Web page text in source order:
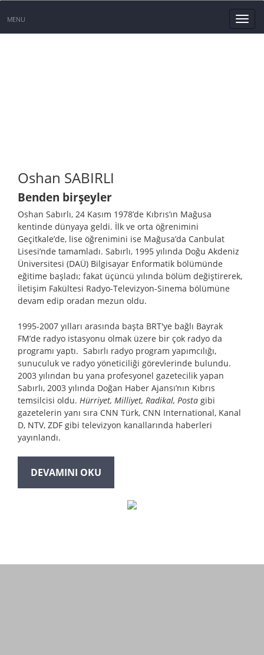
MENU
Oshan SABIRLI
Benden birşeyler
Oshan Sabırlı, 24 Kasım 1978’de Kıbrıs’ın Mağusa
kentinde dünyaya geldi. İlk ve orta öğrenimini
Geçitkale’de, lise öğrenimini ise Mağusa’da Canbulat
Lisesi’nde tamamladı. Sabırlı, 1995 yılında Doğu Akdeniz
Üniversitesi (DAÜ) Bilgisayar Enformatik bölümünde
eğitime başladı; fakat üçüncü yılında bölüm değiştirerek,
İletişim Fakültesi Radyo-Televizyon-Sinema bölümüne
devam edip oradan mezun oldu.
1995-2007 yılları arasında başta BRT'ye bağlı Bayrak
FM’de radyo istasyonu olmak üzere bir çok radyo da
programı yaptı. Sabırlı radyo program yapımcılığı,
sunuculuk ve radyo yöneticiliği görevlerinde bulundu.
2003 yılından bu yana profesyonel gazetecilik yapan
Sabırlı, 2003 yılında Doğan Haber Ajansı’nın Kıbrıs
temsilcisi oldu. Hürriyet, Milliyet, Radikal, Posta gibi
gazetelerin yanı sıra CNN Türk, CNN International, Kanal
D, NTV, ZDF gibi televizyon kanallarında haberleri
yayınlandı.
DEVAMINI OKU